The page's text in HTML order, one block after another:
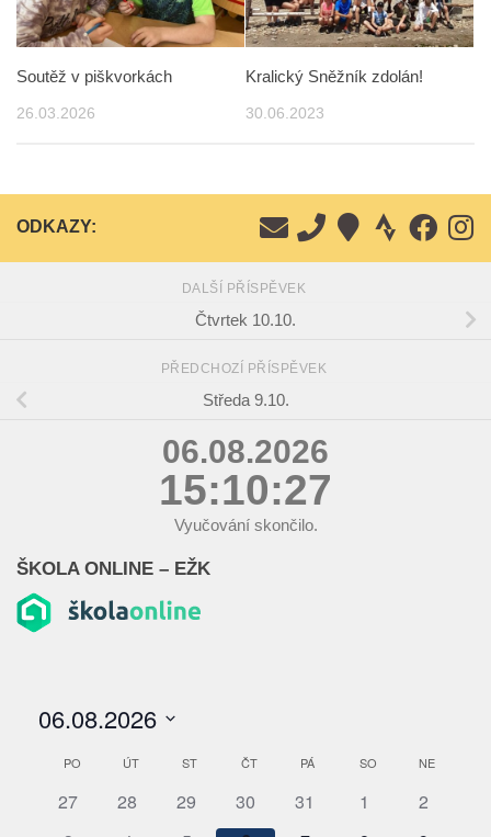
Soutěž v piškvorkách
26.03.2026
Kralický Sněžník zdolán!
30.06.2023
ODKAZY:
DALŠÍ PŘÍSPĚVEK
Čtvrtek 10.10.
PŘEDCHOZÍ PŘÍSPĚVEK
Středa 9.10.
06.08.2026
15:10:28
Vyučování skončilo.
ŠKOLA ONLINE – EŽK